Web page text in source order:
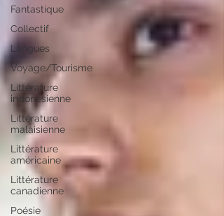
Fantastique
Collectif
Langues
Voyage/Tourisme
Littérature
indonésienne
Littérature
malaisienne
Littérature
américaine
Littérature
canadienne
Poésie